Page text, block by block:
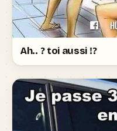
Ah.. ? toi aussi !?